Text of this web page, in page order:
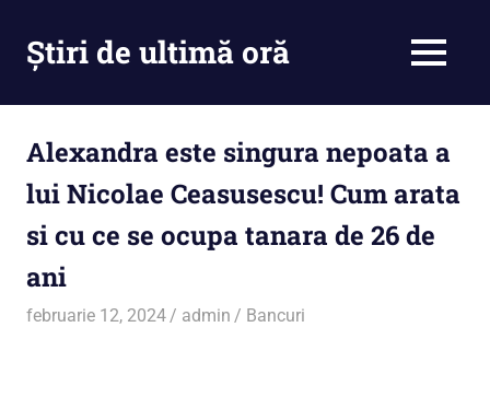
contentȘtiri de ultimă oră
ramâi
la
curent
MENU
Alexandra este singura nepoata a
lui Nicolae Ceasusescu! Cum arata
si cu ce se ocupa tanara de 26 de
ani
februarie 12, 2024 admin Bancuri